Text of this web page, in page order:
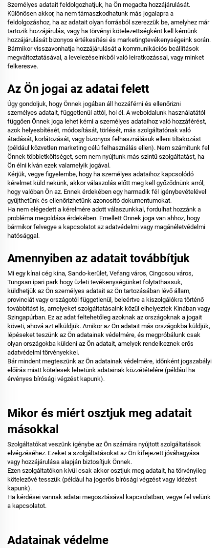
Személyes adatait feldolgozhatjuk, ha Ön megadta hozzájárulását.
Különösen akkor, ha nem támaszkodhatunk más jogalapra a
feldolgozáshoz, ha az adatait olyan forrásból szerezzük be, amelyhez már
tartozik hozzájárulás, vagy ha törvényi kötelezettségként kell kérnünk
hozzájárulását bizonyos értékesítési és marketingtevékenységeink során.
Bármikor visszavonhatja hozzájárulását a kommunikációs beállítások
megváltoztatásával, a levelezéseinkből való leiratkozással, vagy minket
felkeresve.
Az Ön jogai az adatai felett
Úgy gondoljuk, hogy Önnek jogában áll hozzáférni és ellenőrizni
személyes adatait, függetlenül attól, hol él. A weboldalunk használatától
függően Önnek joga lehet kérni a személyes adataihoz való hozzáférést,
azok helyesbítését, módosítását, törlését, más szolgáltatónak való
átadását, korlátozását, vagy bizonyos felhasználásuk elleni tiltakozást
(például közvetlen marketing célú felhasználás ellen). Nem számítunk fel
Önnek többletköltséget, sem nem nyújtunk más szintű szolgáltatást, ha
Ön élni kíván ezek valamelyik jogával.
Kérjük, vegye figyelembe, hogy ha személyes adataihoz kapcsolódó
kérelmet küld nekünk, akkor válaszolás előtt meg kell győződnünk arról,
hogy valóban Ön az. Ennek érdekében egy harmadik fél igénybevételével
gyűjthetünk és ellenőrizhetünk azonosító dokumentumokat.
Ha nem elégedett a kérelmére adott válaszunkkal, fordulhat hozzánk a
probléma megoldása érdekében. Emellett Önnek joga van ahhoz, hogy
bármikor felvegye a kapcsolatot az adatvédelmi vagy magánéletvédelmi
hatósággal.
Amennyiben az adatait továbbítjuk
Mi egy kínai cég kína, Sando-kerület, Vefang város, Cingcsou város,
Tungsan ipari park hogy üzleti tevékenységünket folytathassuk,
küldhetjük az Ön személyes adatait az Ön tartozásában lévő állam,
provinciát vagy országotól függetlenül, beleértve a kiszolgálókra történő
továbbítást is, amelyeket szolgáltatásaink közül elhelyeztek Kínában vagy
Szingapúrban. Ez az adat feltehetőleg azoknak az országoknak a jogait
követi, ahová azt elküldjük. Amikor az Ön adatait más országokba küldjük,
lépéseket teszünk az Ön adatainak védelmére, és megpróbálunk csak
olyan országokba küldeni az Ön adatait, amelyek rendelkeznek erős
adatvédelmi törvényekkel.
Bár mindent megteszünk az Ön adatainak védelmére, időnként jogszabályi
előírás miatt kötelesek lehetünk adatainak közzétételére (például ha
érvényes bírósági végzést kapunk).
Mikor és miért osztjuk meg adatait
másokkal
Szolgáltatókat veszünk igénybe az Ön számára nyújtott szolgáltatások
elvégzéséhez. Ezeket a szolgáltatásokat az Ön kifejezett jóváhagyása
vagy hozzájárulása alapján biztosítjuk Önnek.
Ezen szolgáltatókon kívül csak akkor osztjuk meg adatait, ha törvényileg
kötelezővé tesszük (például ha jogerős bírósági végzést vagy idézést
kapunk).
Ha kérdései vannak adatai megosztásával kapcsolatban, vegye fel velünk
a kapcsolatot.
Adatainak védelme